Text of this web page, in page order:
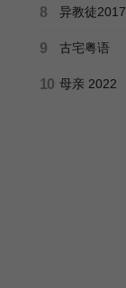
8 异教徒2017
9 古宅粤语
10 母亲 2022